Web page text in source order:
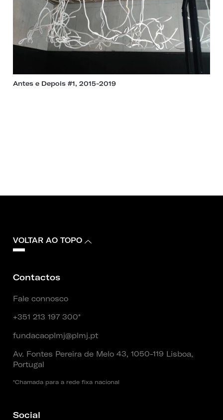
Antes e Depois #1, 2015-2019
VOLTAR AO TOPO
Contactos
Fale connosco
+351 213 197 300*
fundacaoplmj@plmj.pt
Av. Fontes Pereira de Melo 43, 1050-119 Lisboa,
Portugal
*Chamada para a rede fixa nacional
Social